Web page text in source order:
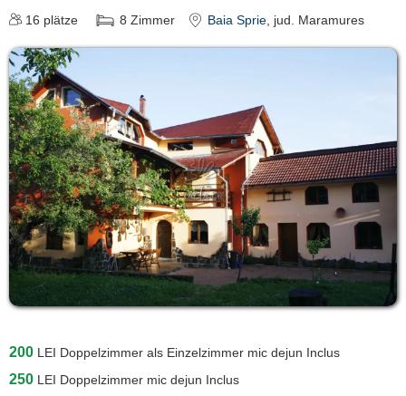
16 plätze 8 Zimmer Baia Sprie , jud. Maramures
200 LEI Doppelzimmer als Einzelzimmer mic dejun Inclus
250 LEI Doppelzimmer mic dejun Inclus